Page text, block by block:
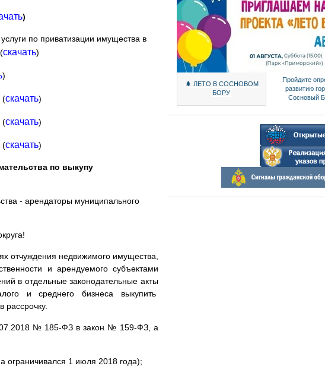
)
по приватизации имущества в
скачать)
)
(скачать)
(скачать)
(скачать)
по выкупу
- арендаторы муниципального
отчуждения недвижимого имущества,
и арендуемого субъектами
в отдельные законодательные акты
и среднего бизнеса выкупить
№ 185-ФЗ в закон № 159-ФЗ, а
ограничивался 1 июля 2018 года);
🌲 ЛЕТО В СОСНОВОМ
БОРУ
Пройдите
развитию
Сосновый